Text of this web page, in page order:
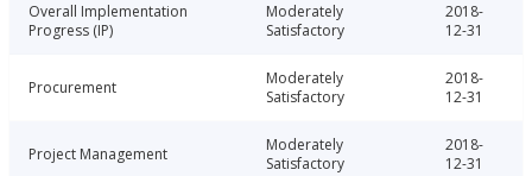
Overall Implementation
Progress (IP)
Moderately
Satisfactory
2018-
12-31
Procurement
Moderately
Satisfactory
2018-
12-31
Project Management
Moderately
Satisfactory
2018-
12-31